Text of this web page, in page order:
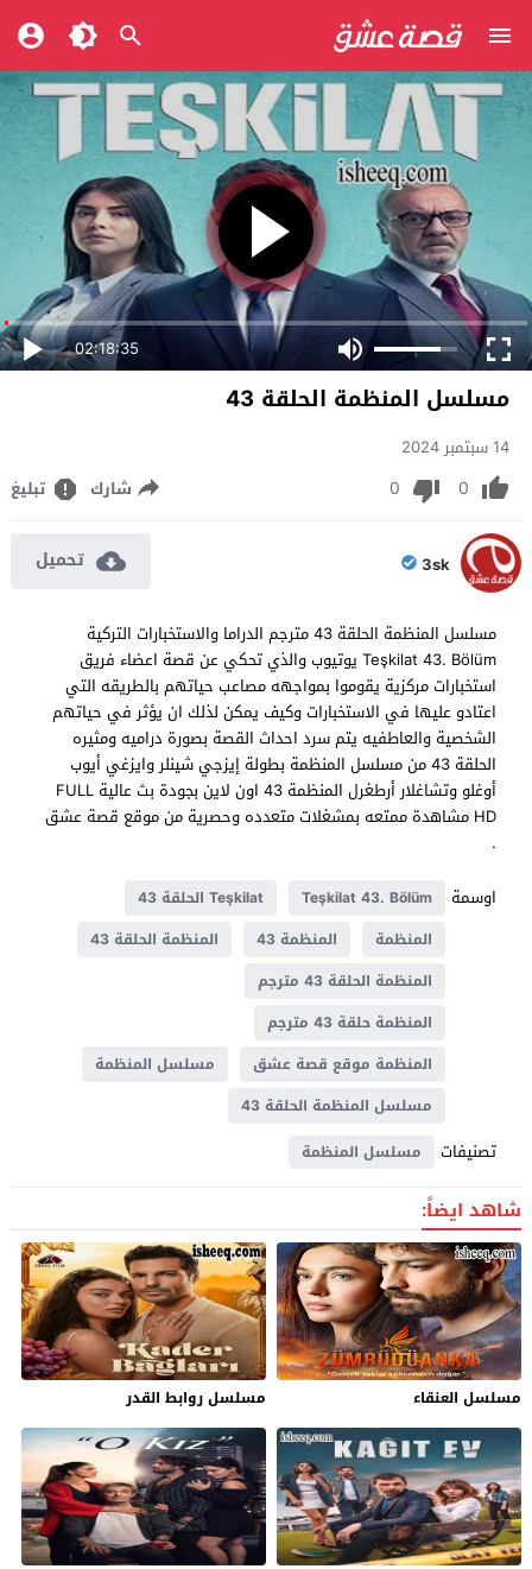
02:18:35
مسلسل المنظمة الحلقة 43
14 سبتمبر 2024
0
0 شارك تبليغ
3sk تحميل
مسلسل المنظمة الحلقة 43 مترجم الدراما والاستخبارات التركية
Teşkilat 43. Bölüm يوتيوب والذي تحكي عن قصة اعضاء فريق
استخبارات مركزية يقوموا بمواجهه مصاعب حياتهم بالطريقه التي
اعتادو عليها في الاستخبارات وكيف يمكن لذلك ان يؤثر في حياتهم
الشخصية والعاطفيه يتم سرد احداث القصة بصورة دراميه ومثيره
الحلقة 43 من مسلسل المنظمة بطولة إيزجي شينلر وايزغي أيوب
أوغلو وتشاغلار أرطغرل المنظمة 43 اون لاين بجودة بث عالية FULL
HD مشاهدة ممتعه بمشغلات متعدده وحصرية من موقع قصة عشق
.
اوسمة
Teşkilat 43. Bölüm
Teşkilat الحلقة 43
المنظمة
المنظمة 43
المنظمة الحلقة 43
المنظمة الحلقة 43 مترجم
المنظمة حلقة 43 مترجم
المنظمة موقع قصة عشق
مسلسل المنظمة
مسلسل المنظمة الحلقة 43
تصنيفات مسلسل المنظمة
شاهد ايضاً:
مسلسل العنقاء مسلسل روابط القدر